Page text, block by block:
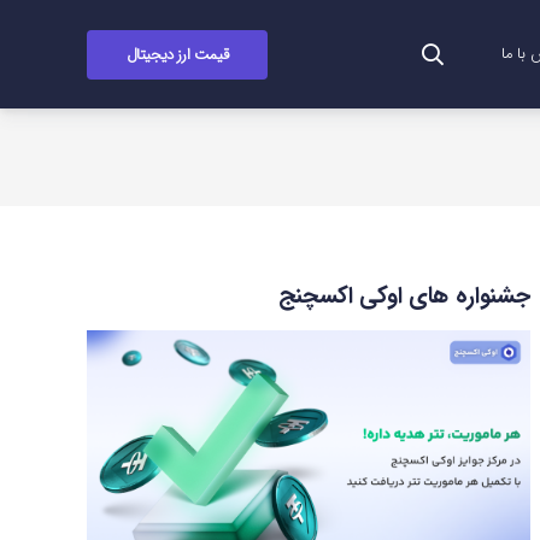
با ما قیمت ارز دیجیتال
جشنواره های اوکی اکسچنج